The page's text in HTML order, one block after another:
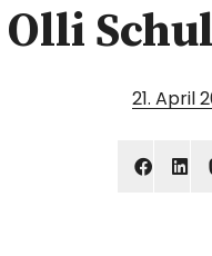
Olli
21. April